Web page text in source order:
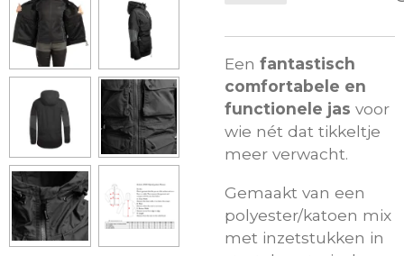
Een fantastisch
comfortabele en
functionele jas voor
wie nét dat tikkeltje
meer verwacht.
Gemaakt van een
polyester/katoen mix
met inzetstukken in